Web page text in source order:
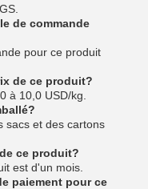
de commande
pour ce produit
de ce produit?
à 10,0 USD/kg.
sacs et des cartons
ce produit?
est d'un mois.
paiement pour ce